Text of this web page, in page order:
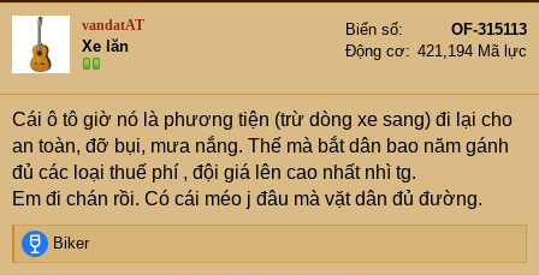
vandatAT
Xe lăn
Biển số
OF-315113
Động cơ
421,194 Mã lực
Cái ô tô giờ nó là phương tiện (trừ dòng xe sang) đi lại cho
an toàn, đỡ bụi, mưa nắng. Thế mà bắt dân bao năm gánh
đủ các loại thuế phí , đội giá lên cao nhất nhì tg.
Em đi chán rồi. Có cái méo j đâu mà vặt dân đủ đường.
R
e
Biker